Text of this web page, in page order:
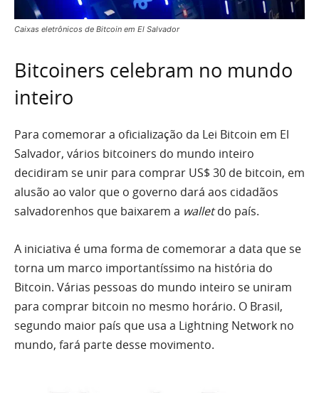
Caixas eletrônicos de Bitcoin em El Salvador
Bitcoiners celebram no mundo
inteiro
Para comemorar a oficialização da Lei Bitcoin em El
Salvador, vários bitcoiners do mundo inteiro
decidiram se unir para comprar US$ 30 de bitcoin, em
alusão ao valor que o governo dará aos cidadãos
salvadorenhos que baixarem a walletdo país.
A iniciativa é uma forma de comemorar a data que se
torna um marco importantíssimo na história do
Bitcoin. Várias pessoas do mundo inteiro se uniram
para comprar bitcoin no mesmo horário. O Brasil,
segundo maior país que usa a Lightning Network no
mundo, fará parte desse movimento.